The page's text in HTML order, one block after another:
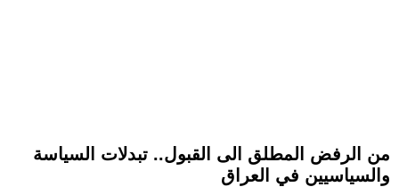
من الرفض المطلق الى القبول.. تبدلات السياسة
والسياسيين في العراق